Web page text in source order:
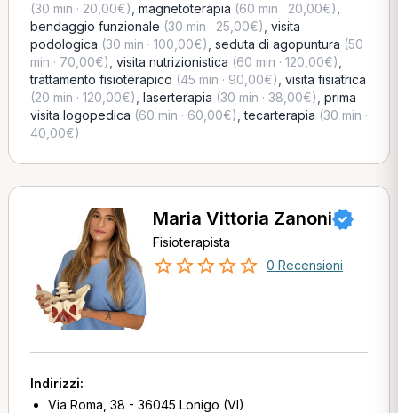
(30 min · 20,00€) magnetoterapia (60 min · 20,00€)
bendaggio funzionale (30 min · 25,00€) visita
podologica (30 min · 100,00€) seduta di agopuntura (50
min · 70,00€) visita nutrizionistica (60 min · 120,00€)
trattamento fisioterapico (45 min · 90,00€) visita fisiatrica
(20 min · 120,00€) laserterapia (30 min · 38,00€) prima
visita logopedica (60 min · 60,00€) ,tecarterapia (30 min ·
40,00€)
Maria Vittoria Zanoni
Fisioterapista
0 Recensioni
Indirizzi:
Via Roma, 38 - 36045 Lonigo (VI)